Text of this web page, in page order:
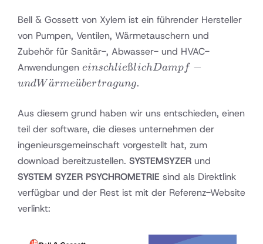
Bell & Gossett von Xylem ist ein führender Hersteller
von Pumpen, Ventilen, Wärmetauschern und
Zubehör für Sanitär-, Abwasser- und HVAC-
Anwendungen einschließlich
Dampf- und
Wärmeübertragung
einschließlichDampf −
undWa
¨rmeu
¨bertragung.
Aus diesem grund haben wir uns entschieden, einen
teil der software, die dieses unternehmen der
ingenieursgemeinschaft vorgestellt hat, zum
download bereitzustellen. SYSTEMSYZER und
SYSTEM SYZER PSYCHROMETRIE sind als Direktlink
verfügbar und der Rest ist mit der Referenz-Website
verlinkt: